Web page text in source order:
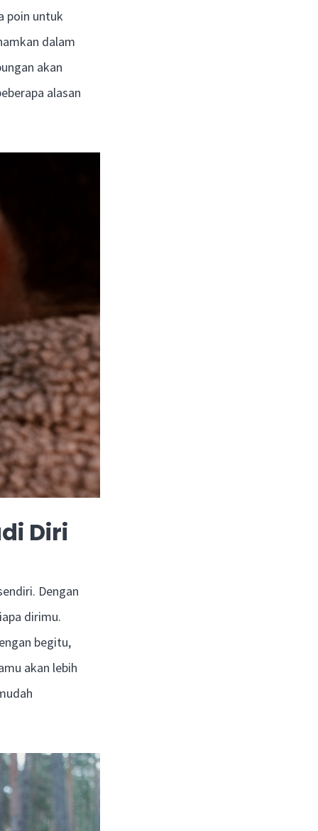
poin untuk
dalam
akan
alasan
Diri
Dengan
dirimu.
begitu,
akan lebih